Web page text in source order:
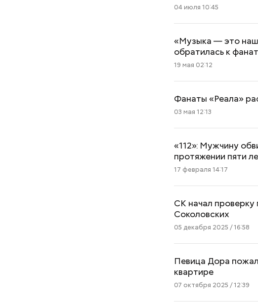
04 июля 10:45
«Музыка — это
обратилась к
19 мая 02:12
Фанаты «Реала»
03 мая 12:13
«112»: Мужчину
протяжении пяти
17 февраля 14:17
СК начал проверку
Соколовских
05 декабря 2025 / 16:58
Певица Дора
квартире
07 октября 2025 / 12:39